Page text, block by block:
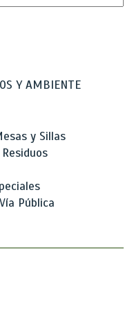
Y AMBIENTE
y Sillas
Pública